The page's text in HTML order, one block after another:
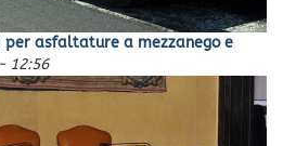
per asfaltature a mezzanego e
12:56